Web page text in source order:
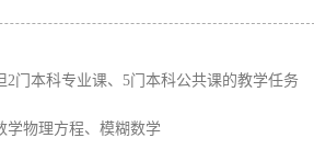
2门本科专业课、5门本科公共课的教学任务
学物理方程、模糊数学